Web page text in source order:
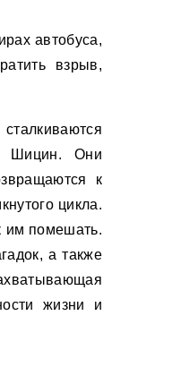
взрыв,
Шицин. Они
к
цикла.
им помешать.
а также
жизни и